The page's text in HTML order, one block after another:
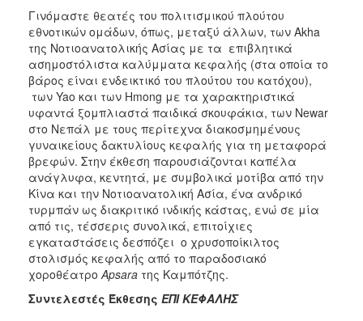
Γινόμαστε θεατές του πολιτισμικού πλούτου
εθνοτικών ομάδων, όπως, μεταξύ άλλων, των Akha
της Νοτιοανατολικής Ασίας με τα επιβλητικά
ασημοστόλιστα καλύμματα κεφαλής (στα οποία το
βάρος είναι ενδεικτικό του πλούτου του κατόχου),
των Yao και των Hmong με τα χαρακτηριστικά
υφαντά ξομπλιαστά παιδικά σκουφάκια, των Newar
στο Νεπάλ με τους περίτεχνα διακοσμημένους
γυναικείους δακτυλίους κεφαλής για τη μεταφορά
βρεφών. Στην έκθεση παρουσιάζονται καπέλα
ανάγλυφα, κεντητά, με συμβολικά μοτίβα από την
Κίνα και την Νοτιοανατολική Ασία, ένα ανδρικό
τυρμπάν ως διακριτικό ινδικής κάστας, ενώ σε μία
από τις, τέσσερις συνολικά, επιτοίχιες
εγκαταστάσεις δεσπόζει ο χρυσοποίκιλτος
στολισμός κεφαλής από το παραδοσιακό
χοροθέατρο Apsara της Καμπότζης.
Συντελεστές Έκθεσης ΕΠΙ ΚΕΦΑΛΗΣ